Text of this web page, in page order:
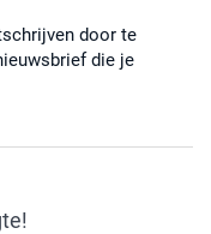
door te
die je